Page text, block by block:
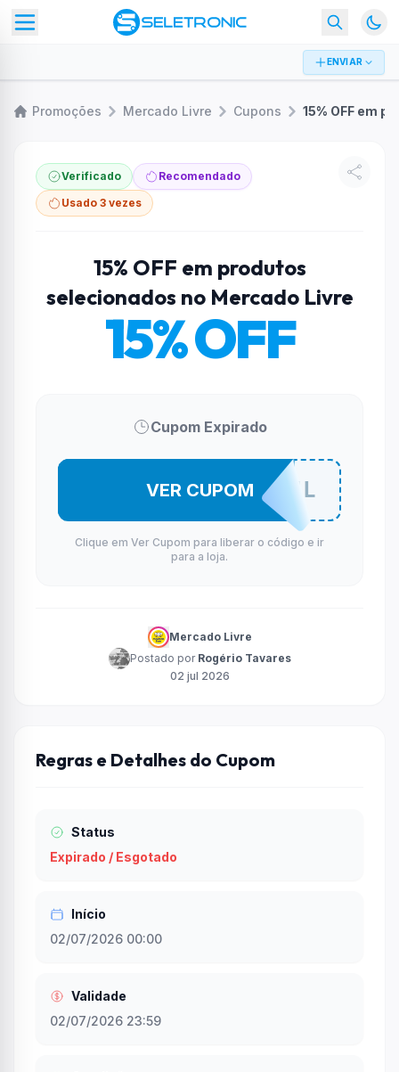
ENVIAR
Promoções Mercado Livre Cupons
Verificado
Recomendado
Usado 3 vezes
15% OFF em produtos
selecionados no Mercado Livre
15% OFF
Cupom Expirado
APROVEITAHOJEML
VER CUPOM
Clique em Ver Cupom para liberar o código e ir
para a loja.
Mercado Livre
Postado por Rogério Tavares
02 jul 2026
Regras e Detalhes do Cupom
Status
Expirado / Esgotado
Início
02/07/2026 00:00
Validade
02/07/2026 23:59